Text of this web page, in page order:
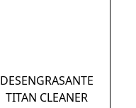
DESENGRASANTE
TITAN CLEANER